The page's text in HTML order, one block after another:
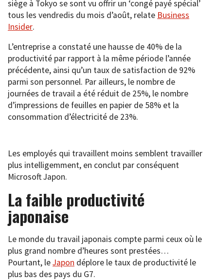
siège à Tokyo se sont vu offrir un ‘congé payé spécial’
tous les vendredis du mois d’août, relate Business
Insider.
L’entreprise a constaté une hausse de 40% de la
productivité par rapport à la même période l’année
précédente, ainsi qu’un taux de satisfaction de 92%
parmi son personnel. Par ailleurs, le nombre de
journées de travail a été réduit de 25%, le nombre
d’impressions de feuilles en papier de 58% et la
consommation d’électricité de 23%.
Les employés qui travaillent moins semblent travailler
plus intelligemment, en conclut par conséquent
Microsoft Japon.
La faible productivité
japonaise
Le monde du travail japonais compte parmi ceux où le
plus grand nombre d’heures sont prestées…
Pourtant, leJapon déplore le taux de productivité le
plus bas des pays du G7.